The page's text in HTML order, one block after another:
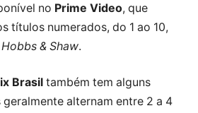
no Prime Video, que
títulos numerados, do 1 ao 10,
Hobbs & Shaw.
Brasil também tem alguns
alternam entre 2 a 4